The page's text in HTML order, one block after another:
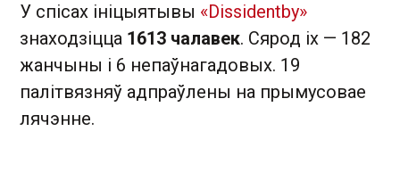
У спісах ініцыятывы «Dissidentby»
знаходзіцца 1613 чалавек. Сярод іх — 182
жанчыны і 6 непаўнагадовых. 19
палітвязняў адпраўлены на прымусовае
лячэнне.